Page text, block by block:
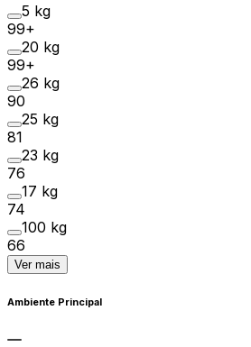
5 kg
99+
20 kg
99+
26 kg
90
25 kg
81
23 kg
76
17 kg
74
100 kg
66
Ver mais
Ambiente Principal